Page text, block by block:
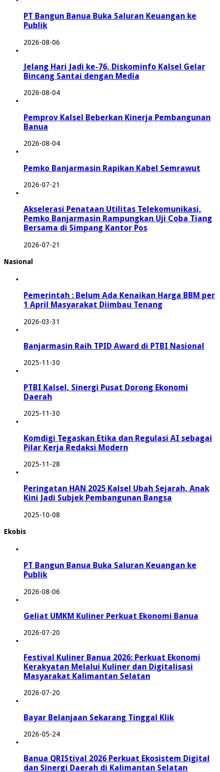
PT Bangun Banua Buka Saluran Keuangan ke
Publik
2026-08-06
Jelang Hari Jadi ke-76, Diskominfo Kalsel Gelar
Bincang Santai dengan Media
2026-08-04
Pemprov Kalsel Beberkan Kinerja Pembangunan
Banua
2026-08-04
Pemko Banjarmasin Rapikan Kabel Semrawut
2026-07-21
Akselerasi Penataan Utilitas Telekomunikasi,
Pemko Banjarmasin Rampungkan Uji Coba Tiang
Bersama di Simpang Kantor Pos
2026-07-21
Nasional
Pemerintah : Belum Ada Kenaikan Harga BBM per
1 April Masyarakat Diimbau Tenang
2026-03-31
Banjarmasin Raih TPID Award di PTBI Nasional
2025-11-30
PTBI Kalsel, Sinergi Pusat Dorong Ekonomi
Daerah
2025-11-30
Komdigi Tegaskan Etika dan Regulasi AI sebagai
Pilar Kerja Redaksi Modern
2025-11-28
Peringatan HAN 2025 Kalsel Ubah Sejarah, Anak
Kini Jadi Subjek Pembangunan Bangsa
2025-10-08
Ekobis
PT Bangun Banua Buka Saluran Keuangan ke
Publik
2026-08-06
Geliat UMKM Kuliner Perkuat Ekonomi Banua
2026-07-20
Festival Kuliner Banua 2026: Perkuat Ekonomi
Kerakyatan Melalui Kuliner dan Digitalisasi
Masyarakat Kalimantan Selatan
2026-07-20
Bayar Belanjaan Sekarang Tinggal Klik
2026-05-24
Banua QRIStival 2026 Perkuat Ekosistem Digital
dan Sinergi Daerah di Kalimantan Selatan